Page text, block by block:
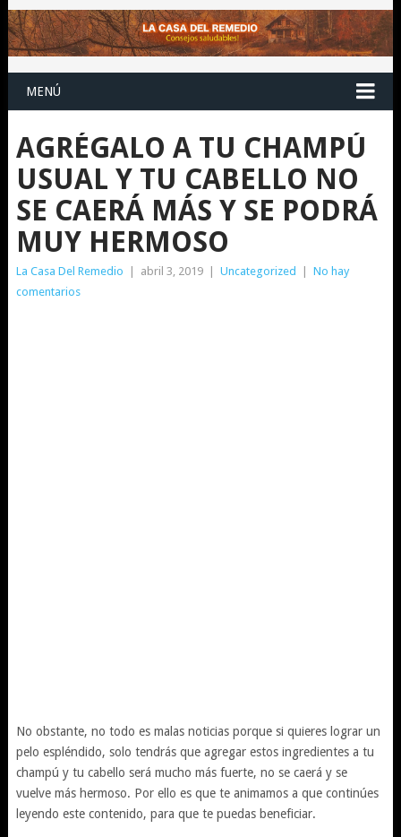
MENÚ
AGRÉGALO A TU CHAMPÚ
USUAL Y TU CABELLO NO
SE CAERÁ MÁS Y SE PODRÁ
MUY HERMOSO
La Casa Del Remedio abril 3, 2019 Uncategorized
No hay
comentarios
No obstante, no todo es malas noticias porque si quieres lograr un
pelo espléndido, solo tendrás que agregar estos ingredientes a tu
champú y tu cabello será mucho más fuerte, no se caerá y se
vuelve más hermoso. Por ello es que te animamos a que continúes
leyendo este contenido, para que te puedas beneficiar.